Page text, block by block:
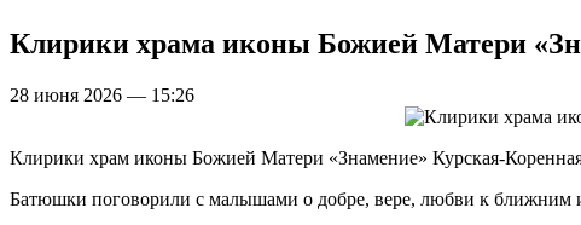
Клирики храма иконы Божией Матери
28 июня 2026 — 15:26
Клирики храм иконы Божией Матери «Знамение» Курская-
Батюшки поговорили с малышами о добре, вере, любви к ближним